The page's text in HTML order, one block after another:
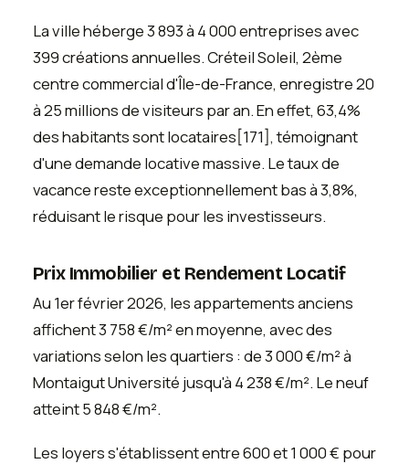
La ville héberge 3 893 à 4 000 entreprises avec
399 créations annuelles. Créteil Soleil, 2ème
centre commercial d'Île-de-France, enregistre 20
à 25 millions de visiteurs par an. En effet, 63,4%
des habitants sont locataires[171], témoignant
d'une demande locative massive. Le taux de
vacance reste exceptionnellement bas à 3,8%,
réduisant le risque pour les investisseurs.
Prix Immobilier et Rendement Locatif
Au 1er février 2026, les appartements anciens
affichent 3 758 €/m² en moyenne, avec des
variations selon les quartiers : de 3 000 €/m² à
Montaigut Université jusqu'à 4 238 €/m². Le neuf
atteint 5 848 €/m².
Les loyers s'établissent entre 600 et 1 000 € pour